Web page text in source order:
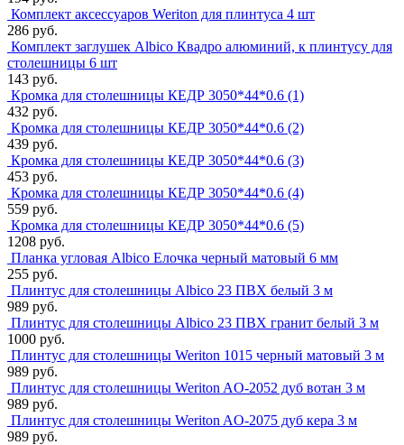
Комплект аксессуаров Weriton для плинтуса 4 шт
286 руб.
Комплект заглушек Albico Квадро алюминий, к плинтусу для
столешницы 6 шт
143 руб.
Кромка для столешницы КЕДР 3050*44*0.6 (1)
432 руб.
Кромка для столешницы КЕДР 3050*44*0.6 (2)
439 руб.
Кромка для столешницы КЕДР 3050*44*0.6 (3)
453 руб.
Кромка для столешницы КЕДР 3050*44*0.6 (4)
559 руб.
Кромка для столешницы КЕДР 3050*44*0.6 (5)
1208 руб.
Планка угловая Albico Елочка черный матовый 6 мм
255 руб.
Плинтус для столешницы Albico 23 ПВХ белый 3 м
989 руб.
Плинтус для столешницы Albico 23 ПВХ гранит белый 3 м
1000 руб.
Плинтус для столешницы Weriton 1015 черный матовый 3 м
989 руб.
Плинтус для столешницы Weriton AO-2052 дуб вотан 3 м
989 руб.
Плинтус для столешницы Weriton AO-2075 дуб кера 3 м
989 руб.